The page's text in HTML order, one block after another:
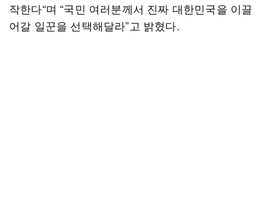
작한다“며 “국민 여러분께서 진짜 대한민국을 이끌
어갈 일꾼을 선택해달라”고 밝혔다.